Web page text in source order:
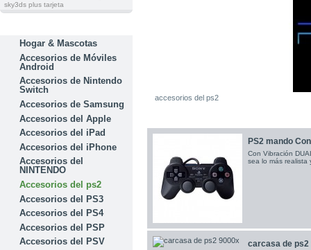
sky3ds plus tarjeta
Hogar & Mascotas
Accesorios de Móviles
Android
Accesorios de Nintendo
Switch
Accesorios de Samsung
Accesorios del Apple
Accesorios del iPad
Accesorios del iPhone
Accesorios del
NINTENDO
Accesorios del ps2
Accesorios del PS3
Accesorios del PS4
Accesorios del PSP
Accesorios del PSV
accesorios del ps2
PS2 mando
Con Vibración
sea lo más realista
carcasa de ps2